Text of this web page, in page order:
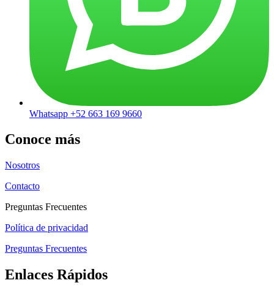
Whatsapp +52 663 169 9660
Conoce más
Nosotros
Contacto
Preguntas Frecuentes
Política de privacidad
Preguntas Frecuentes
Enlaces Rápidos